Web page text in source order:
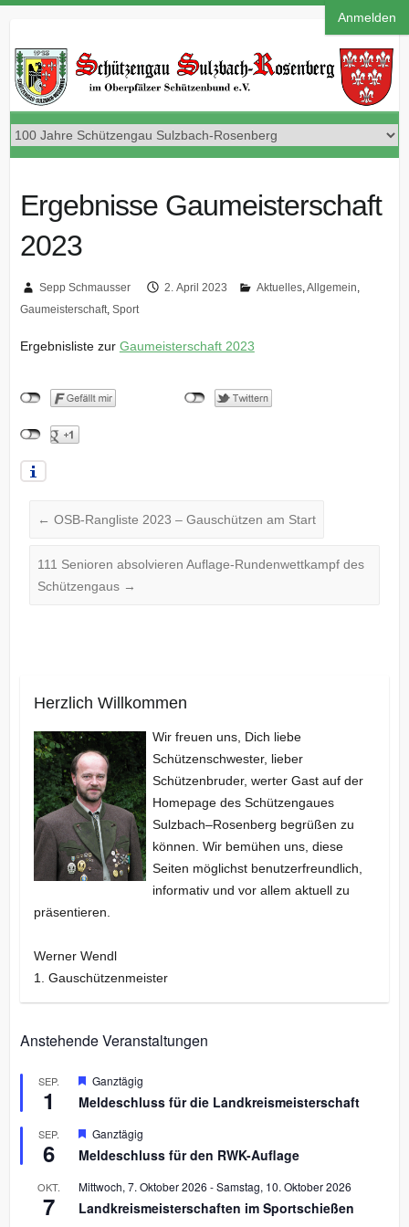
Anmelden
Ergebnisse Gaumeisterschaft
2023
Sepp Schmausser 2. April 2023 Aktuelles,Allgemein,
Gaumeisterschaft, Sport
Ergebnisliste zur Gaumeisterschaft 2023
← OSB-Rangliste 2023 – Gauschützen am Start
111 Senioren absolvieren Auflage-Rundenwettkampf des
Schützengaus →
Herzlich Willkommen
Wir freuen uns, Dich liebe
Schützenschwester, lieber
Schützenbruder, werter Gast auf der
Homepage des Schützengaues
Sulzbach–Rosenberg begrüßen zu
können. Wir bemühen uns, diese
Seiten möglichst benutzerfreundlich,
informativ und vor allem aktuell zu
präsentieren.
Werner Wendl
1. Gauschützenmeister
Anstehende Veranstaltungen
SEP.
1
H
r
o
r
e
h
o
Ganztägig
Meldeschluss für die Landkreismeisterschaft
SEP.
6
H
r
o
r
Ganztägig
Meldeschluss für den RWK-Auflage
OKT.
7
Mittwoch, 7. Oktober 2026 -Samstag, 10. Oktober 2026
Landkreismeisterschaften im Sportschießen